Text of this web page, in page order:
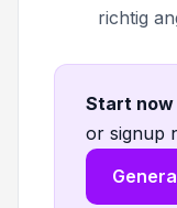
richtig
Start
or signup